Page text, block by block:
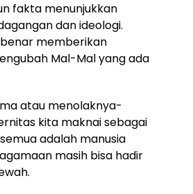
fakta menunjukkan
dan ideologi.
memberikan
Mal-Mal yang ada
atau menolaknya-
kita maknai sebagai
adalah manusia
masih bisa hadir